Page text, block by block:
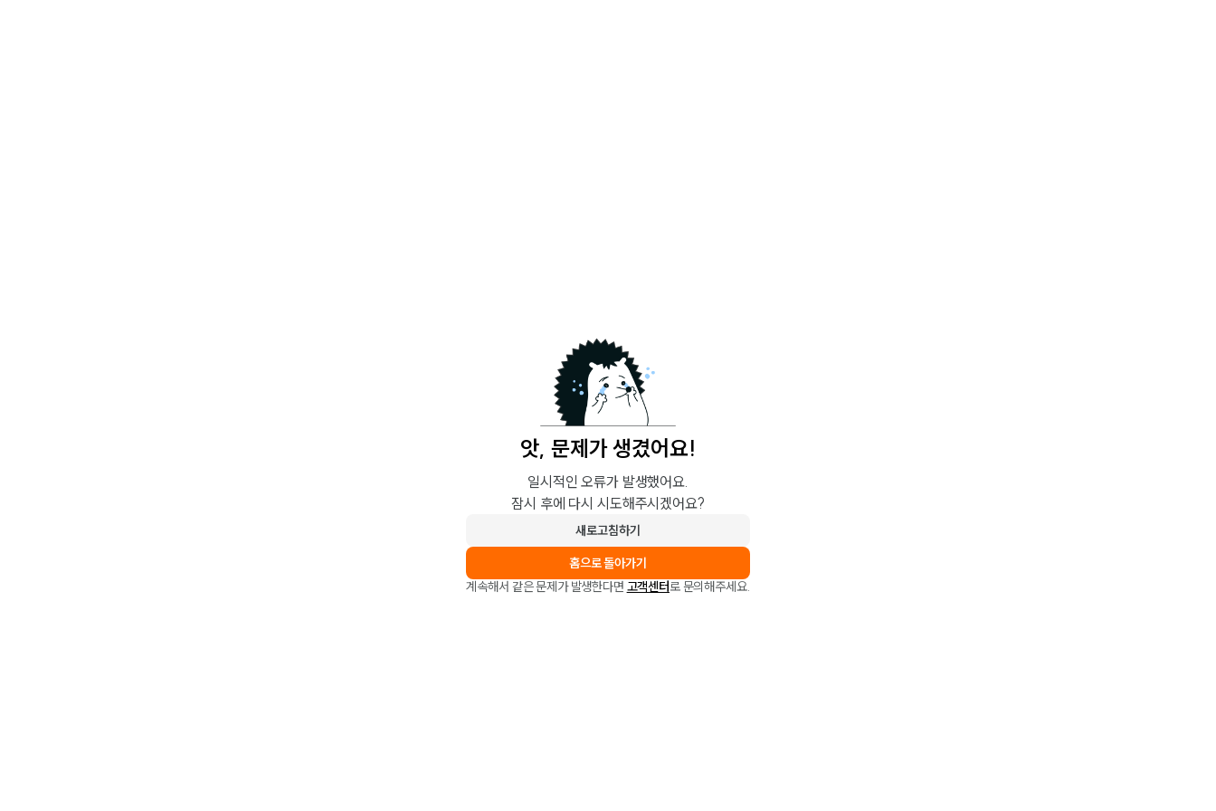
앗, 문제가 생겼어요!
일시적인 오류가 발생했어요.
잠시 후에 다시 시도해주시겠어요?
새로고침하기
홈으로 돌아가기
계속해서 같은 문제가 발생한다면 고객센터로 문의해주세요.